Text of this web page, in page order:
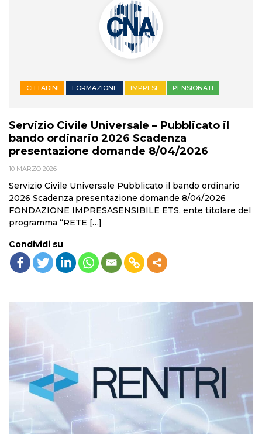
CITTADINI FORMAZIONE IMPRESE PENSIONATI
Servizio Civile Universale – Pubblicato il
bando ordinario 2026 Scadenza
presentazione domande 8/04/2026
10 MARZO 2026
Servizio Civile Universale Pubblicato il bando ordinario
2026 Scadenza presentazione domande 8/04/2026
FONDAZIONE IMPRESASENSIBILE ETS, ente titolare del
programma “RETE […]
Condividi su